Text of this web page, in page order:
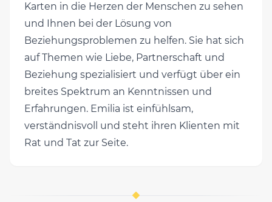
Karten in die Herzen der Menschen zu sehen
und Ihnen bei der Lösung von
Beziehungsproblemen zu helfen. Sie hat sich
auf Themen wie Liebe, Partnerschaft und
Beziehung spezialisiert und verfügt über ein
breites Spektrum an Kenntnissen und
Erfahrungen. Emilia ist einfühlsam,
verständnisvoll und steht ihren Klienten mit
Rat und Tat zur Seite.